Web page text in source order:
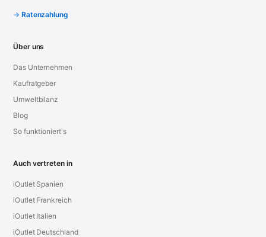
Ratenzahlung
Über uns
Das Unternehmen
Kaufratgeber
Umweltbilanz
Blog
So funktioniert's
Auch vertreten in
iOutlet Spanien
iOutlet Frankreich
iOutlet Italien
iOutlet Deutschland